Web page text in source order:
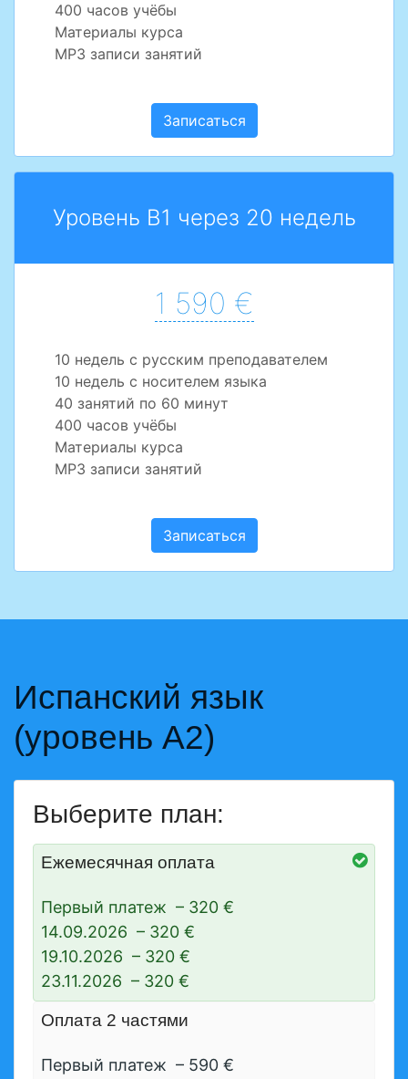
400 часов учёбы
Материалы курса
MP3 записи занятий
Записаться
Уровень B1 через 20 недель
1 590 €
10 недель с русским преподавателем
10 недель с носителем языка
40 занятий по 60 минут
400 часов учёбы
Материалы курса
MP3 записи занятий
Записаться
Испанский язык
(уровень А2)
Выберите план:
Ежемесячная оплата
Первый платеж – 320 €
14.09.2026 – 320 €
19.10.2026 – 320 €
23.11.2026 – 320 €
Оплата 2 частями
Первый платеж – 590 €